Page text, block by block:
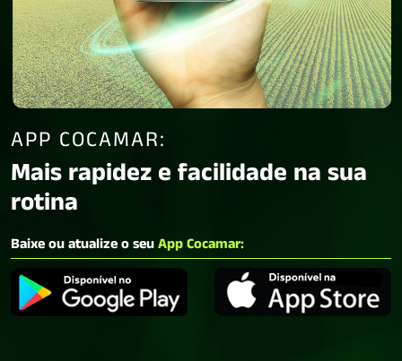
APP COCAMAR:
Mais rapidez e facilidade na sua
rotina
Baixe ou atualize o seuApp Cocamar: